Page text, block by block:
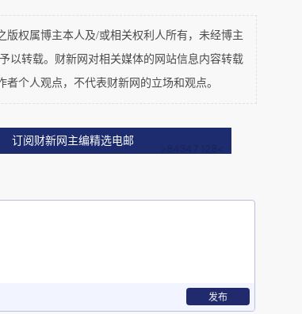
权属博主本人及/或相关权利人所有，未经博主
以转载。财新网对相关媒体的网站信息内容转载
个人观点，不代表财新网的立场和观点。
订阅财新网主编精选电邮
发布